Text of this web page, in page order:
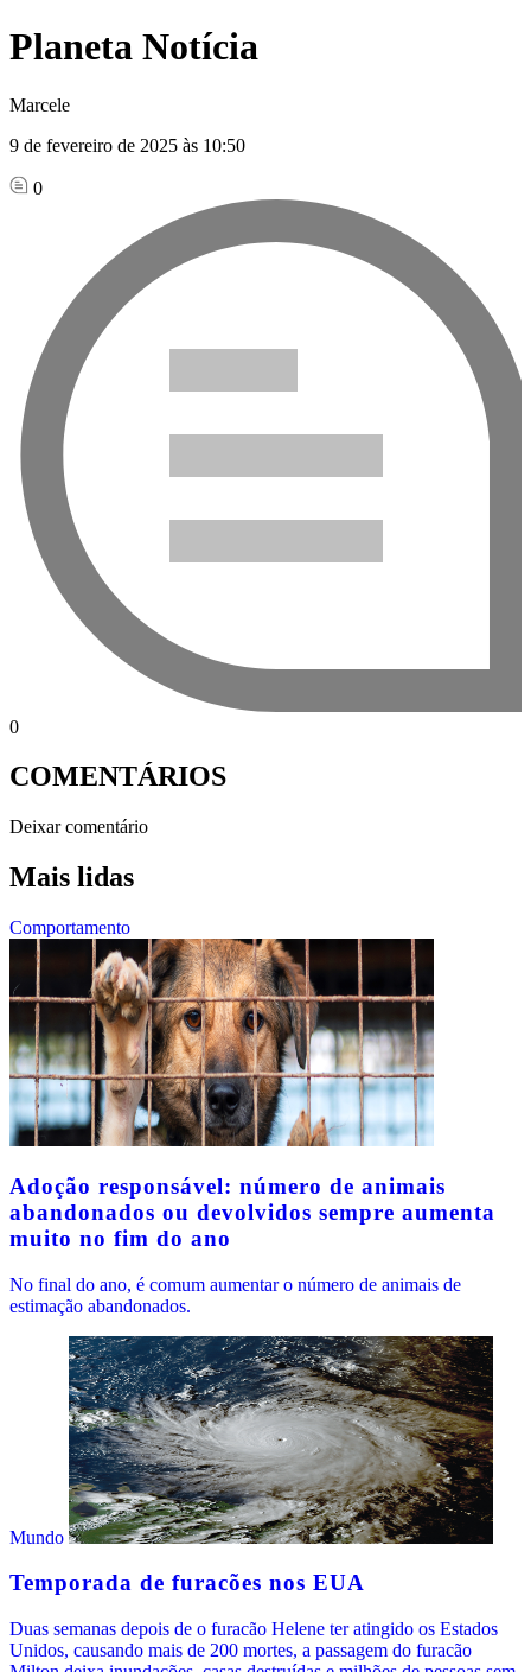
Planeta Notícia
Marcele
9 de fevereiro de 2025 às 10:50
0
0
COMENTÁRIOS
Deixar comentário
Mais lidas
Comportamento
Adoção responsável: número de animais
abandonados ou devolvidos sempre aumenta
muito no fim do ano
No final do ano, é comum aumentar o número de animais de
estimação abandonados.
Mundo
Temporada de furacões nos EUA
Duas semanas depois de o furacão Helene ter atingido os Estados
Unidos, causando mais de 200 mortes, a passagem do furacão